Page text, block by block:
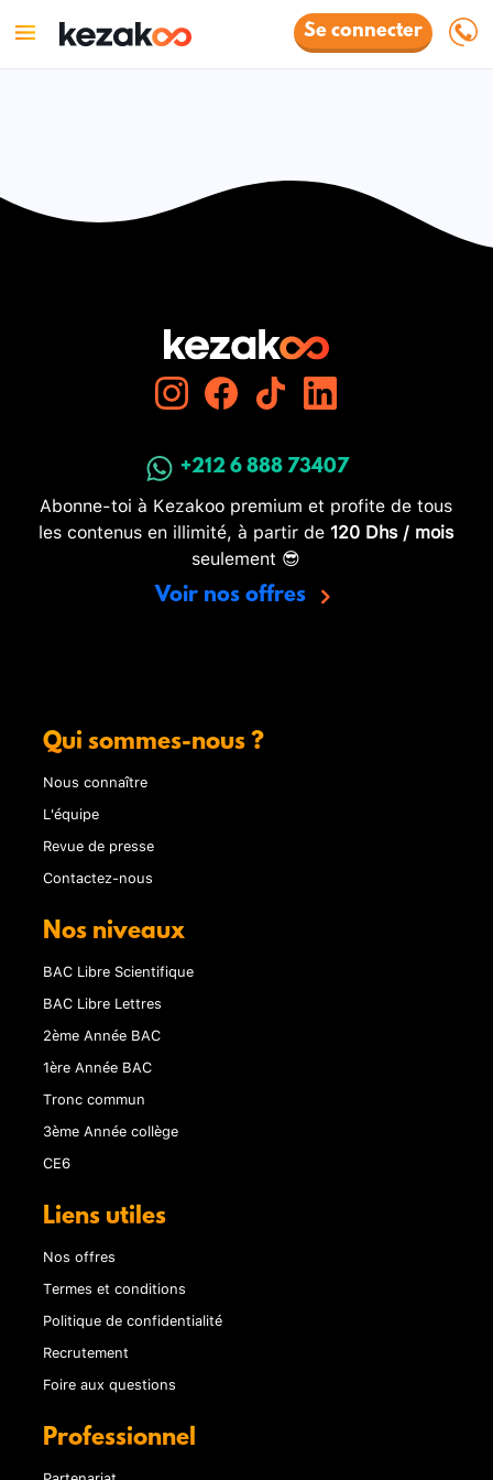
Se connecter
+212 6 888 73407
Abonne-toi à Kezakoo premium et profite de tous
les contenus en illimité, à partir de 120 Dhs / mois
seulement 😎
Voir nos offres
Qui sommes-nous ?
Nous connaître
L'équipe
Revue de presse
Contactez-nous
Nos niveaux
BAC Libre Scientifique
BAC Libre Lettres
2ème Année BAC
1ère Année BAC
Tronc commun
3ème Année collège
CE6
Liens utiles
Nos offres
Termes et conditions
Politique de confidentialité
Recrutement
Foire aux questions
Professionnel